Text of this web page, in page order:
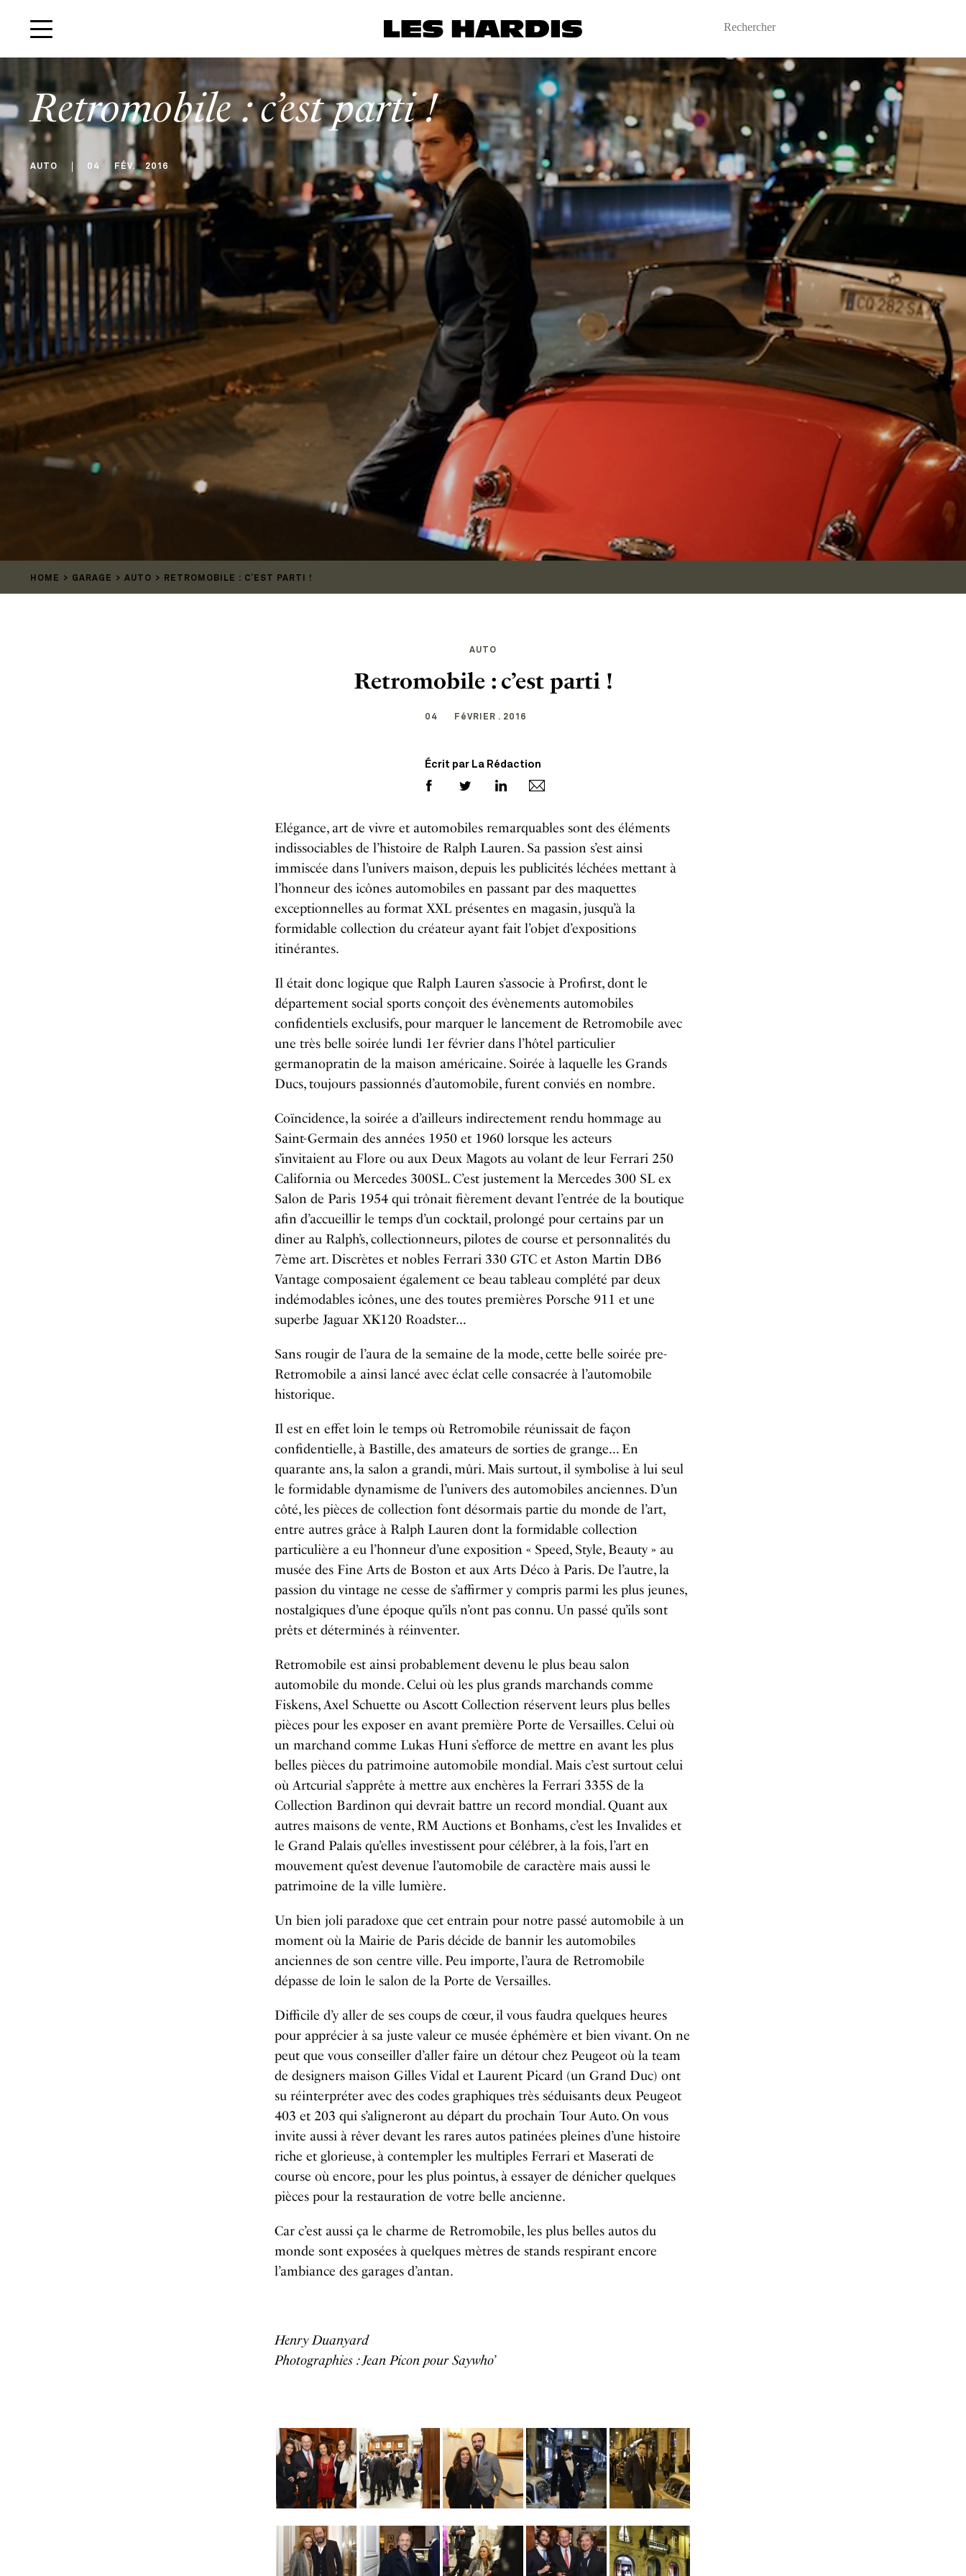
Retromobile : c’est parti !
AUTO 04 FÉV. 2016
HOME GARAGE AUTO RETROMOBILE : C’EST PARTI !
AUTO
Retromobile : c’est parti !
04 FéVRIER . 2016
Écrit par La Rédaction
Elégance, art de vivre et automobiles remarquables sont des éléments
indissociables de l’histoire de Ralph Lauren. Sa passion s’est ainsi
immiscée dans l’univers maison, depuis les publicités léchées mettant à
l’honneur des icônes automobiles en passant par des maquettes
exceptionnelles au format XXL présentes en magasin, jusqu’à la
formidable collection du créateur ayant fait l’objet d’expositions
itinérantes.
Il était donc logique que Ralph Lauren s’associe à Profirst, dont le
département social sports conçoit des évènements automobiles
confidentiels exclusifs, pour marquer le lancement de Retromobile avec
une très belle soirée lundi 1er février dans l’hôtel particulier
germanopratin de la maison américaine. Soirée à laquelle les Grands
Ducs, toujours passionnés d’automobile, furent conviés en nombre.
Coïncidence, la soirée a d’ailleurs indirectement rendu hommage au
Saint-Germain des années 1950 et 1960 lorsque les acteurs
s’invitaient au Flore ou aux Deux Magots au volant de leur Ferrari 250
California ou Mercedes 300SL. C’est justement la Mercedes 300 SL ex
Salon de Paris 1954 qui trônait fièrement devant l’entrée de la boutique
afin d’accueillir le temps d’un cocktail, prolongé pour certains par un
diner au Ralph’s, collectionneurs, pilotes de course et personnalités du
7ème art. Discrètes et nobles Ferrari 330 GTC et Aston Martin DB6
Vantage composaient également ce beau tableau complété par deux
indémodables icônes, une des toutes premières Porsche 911 et une
superbe Jaguar XK120 Roadster…
Sans rougir de l’aura de la semaine de la mode, cette belle soirée pre-
Retromobile a ainsi lancé avec éclat celle consacrée à l’automobile
historique.
Il est en effet loin le temps où Retromobile réunissait de façon
confidentielle, à Bastille, des amateurs de sorties de grange… En
quarante ans, la salon a grandi, mûri. Mais surtout, il symbolise à lui seul
le formidable dynamisme de l’univers des automobiles anciennes. D’un
côté, les pièces de collection font désormais partie du monde de l’art,
entre autres grâce à Ralph Lauren dont la formidable collection
particulière a eu l’honneur d’une exposition « Speed, Style, Beauty » au
musée des Fine Arts de Boston et aux Arts Déco à Paris. De l’autre, la
passion du vintage ne cesse de s’affirmer y compris parmi les plus jeunes,
nostalgiques d’une époque qu’ils n’ont pas connu. Un passé qu’ils sont
prêts et déterminés à réinventer.
Retromobile est ainsi probablement devenu le plus beau salon
automobile du monde. Celui où les plus grands marchands comme
Fiskens, Axel Schuette ou Ascott Collection réservent leurs plus belles
pièces pour les exposer en avant première Porte de Versailles. Celui où
un marchand comme Lukas Huni s’efforce de mettre en avant les plus
belles pièces du patrimoine automobile mondial. Mais c’est surtout celui
où Artcurial s’apprête à mettre aux enchères la Ferrari 335S de la
Collection Bardinon qui devrait battre un record mondial. Quant aux
autres maisons de vente, RM Auctions et Bonhams, c’est les Invalides et
le Grand Palais qu’elles investissent pour célébrer, à la fois, l’art en
mouvement qu’est devenue l’automobile de caractère mais aussi le
patrimoine de la ville lumière.
Un bien joli paradoxe que cet entrain pour notre passé automobile à un
moment où la Mairie de Paris décide de bannir les automobiles
anciennes de son centre ville. Peu importe, l’aura de Retromobile
dépasse de loin le salon de la Porte de Versailles.
Difficile d’y aller de ses coups de cœur, il vous faudra quelques heures
pour apprécier à sa juste valeur ce musée éphémère et bien vivant. On ne
peut que vous conseiller d’aller faire un détour chez Peugeot où la team
de designers maison Gilles Vidal et Laurent Picard (un Grand Duc) ont
su réinterpréter avec des codes graphiques très séduisants deux Peugeot
403 et 203 qui s’aligneront au départ du prochain Tour Auto. On vous
invite aussi à rêver devant les rares autos patinées pleines d’une histoire
riche et glorieuse, à contempler les multiples Ferrari et Maserati de
course où encore, pour les plus pointus, à essayer de dénicher quelques
pièces pour la restauration de votre belle ancienne.
Car c’est aussi ça le charme de Retromobile, les plus belles autos du
monde sont exposées à quelques mètres de stands respirant encore
l’ambiance des garages d’antan.
Henry Duanyard
Photographies : Jean Picon pour Saywho’